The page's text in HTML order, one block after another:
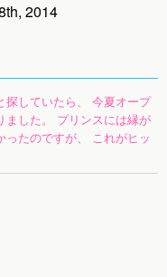
2014
探していたら、 今夏オープ
ました。 プリンスには縁が
たのですが、 これがヒッ